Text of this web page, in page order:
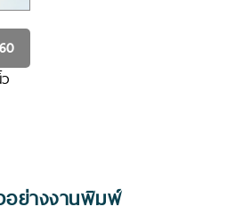
อย่างงานพิมพ์